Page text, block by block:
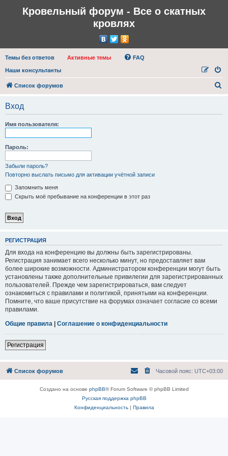
Кровельный форум - Все о скатных
кровлях
Темы без ответов Активные темы FAQ
Наши консультанты
Список форумов
Вход
Имя пользователя:
Пароль:
Забыли пароль?
Повторно выслать письмо для активации учётной записи
Запомнить меня
Скрыть моё пребывание на конференции в этот раз
РЕГИСТРАЦИЯ
Для входа на конференцию вы должны быть зарегистрированы.
Регистрация занимает всего несколько минут, но предоставляет вам
более широкие возможности. Администратором конференции могут быть
установлены также дополнительные привилегии для зарегистрированных
пользователей. Прежде чем зарегистрироваться, вам следует
ознакомиться с правилами и политикой, принятыми на конференции.
Помните, что ваше присутствие на форумах означает согласие со всеми
правилами.
Общие правила | Соглашение о конфиденциальности
Регистрация
Список форумов Часовой пояс: UTC+03:00
Создано на основе phpBB® Forum Software © phpBB Limited
Русская поддержка phpBB
Конфиденциальность| Правила